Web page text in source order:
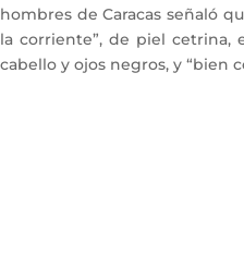
hombres de Caracas señaló
la corriente”, de piel cetrina,
cabello y ojos negros, y “bien